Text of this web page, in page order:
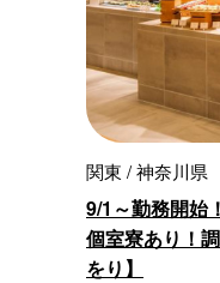
関東 / 神奈川県
9/1～勤務開始
個室寮あり！
をり】